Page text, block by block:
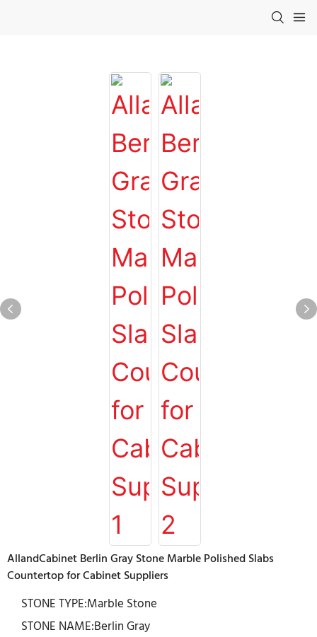
AllandCabinet Berlin Gray Stone Marble Polished Slabs
Countertop for Cabinet Suppliers
STONE TYPE:Marble Stone
STONE NAME:Berlin Gray